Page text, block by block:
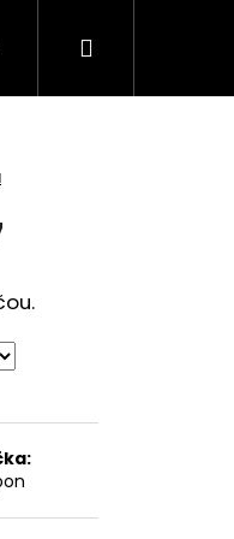
Nákupný